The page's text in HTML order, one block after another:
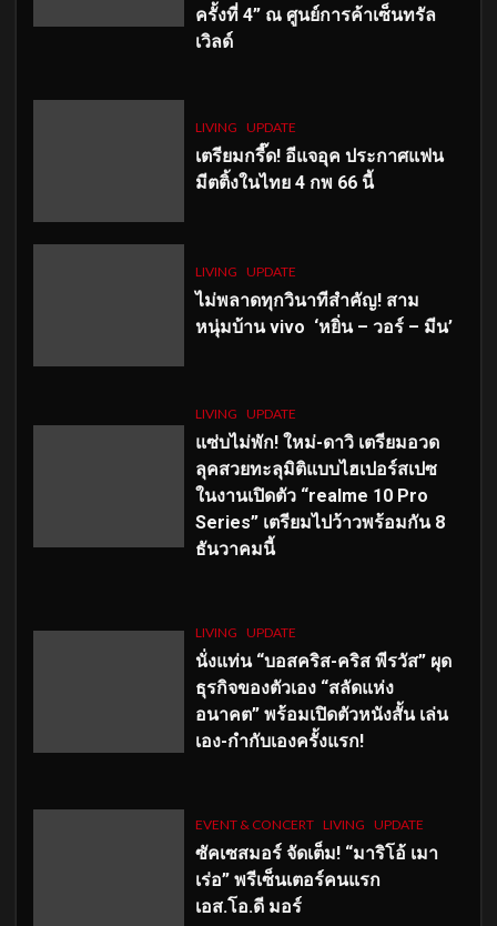
ครั้งที่ 4” ณ ศูนย์การค้าเซ็นทรัล
เวิลด์
LIVING UPDATE
เตรียมกรี๊ด! อีแจอุค ประกาศแฟน
มีตติ้งในไทย 4 กพ 66 นี้
LIVING UPDATE
ไม่พลาดทุกวินาทีสำคัญ! สาม
หนุ่มบ้าน vivo ‘หยิ่น – วอร์ – มีน’
LIVING UPDATE
แซ่บไม่พัก! ใหม่-ดาวิ เตรียมอวด
ลุคสวยทะลุมิติแบบไฮเปอร์สเปซ
ในงานเปิดตัว “realme 10 Pro
Series” เตรียมไปว้าวพร้อมกัน 8
ธันวาคมนี้
LIVING UPDATE
นั่งแท่น “บอสคริส-คริส พีรวัส” ผุด
ธุรกิจของตัวเอง “สลัดแห่ง
อนาคต” พร้อมเปิดตัวหนังสั้น เล่น
เอง-กำกับเองครั้งแรก!
EVENT & CONCERT LIVING UPDATE
ซัคเซสมอร์ จัดเต็ม! “มาริโอ้ เมา
เร่อ” พรีเซ็นเตอร์คนแรก
เอส.โอ.ดี มอร์